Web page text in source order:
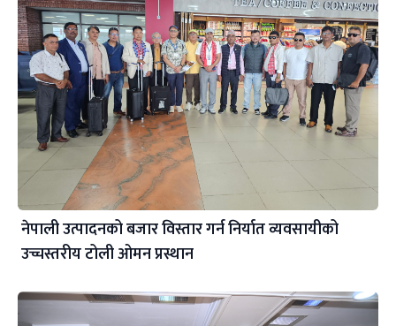
नेपाली उत्पादनको बजार विस्तार गर्न निर्यात व्यवसायीको
उच्चस्तरीय टोली ओमन प्रस्थान